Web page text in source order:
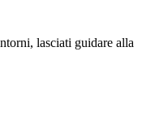
lasciati guidare alla